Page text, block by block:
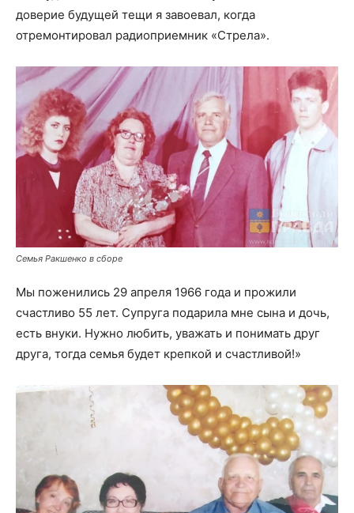
доверие будущей тещи я завоевал, когда
отремонтировал радиоприемник «Стрела».
Семья Ракшенко в сборе
Мы поженились 29 апреля 1966 года и прожили
счастливо 55 лет. Супруга подарила мне сына и дочь,
есть внуки. Нужно любить, уважать и понимать друг
друга, тогда семья будет крепкой и счастливой!»